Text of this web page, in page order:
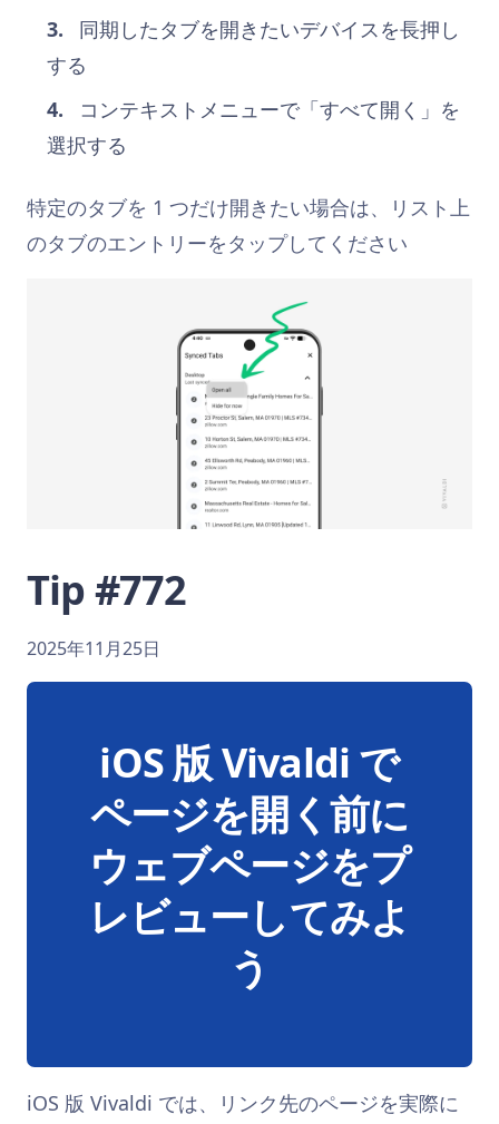
同期したタブを開きたいデバイスを長押し
する
コンテキストメニューで「すべて開く」を
選択する
特定のタブを 1 つだけ開きたい場合は、リスト上
のタブのエントリーをタップしてください
Tip #772
2025年11月25日
iOS 版 Vivaldi で
ページを開く前に
ウェブページをプ
レビューしてみよ
う
iOS 版 Vivaldi では、リンク先のページを実際に